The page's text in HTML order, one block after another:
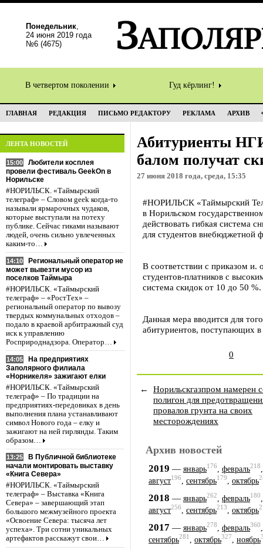
Понедельник,
24 июня 2019 года
№6 (4675)
В четвертом поколении Гуд кёрлинг!
ГЛАВНАЯ РЕДАКЦИЯ ПИСЬМО РЕДАКТОРУ РЕКЛАМА АРХИВ
ЛЕНТА НОВОСТЕЙ
15:00
Любители косплея
провели фестиваль GeekOn в
Норильске
#НОРИЛЬСК. «Таймырский
телеграф» – Словом geek когда-то
называли ярмарочных чудаков,
которые выступали на потеху
публике. Сейчас гиками называют
людей, очень сильно увлеченных
каким-то…
14:10
Региональный оператор не
может вывезти мусор из
поселков Таймыра
#НОРИЛЬСК. «Таймырский
телеграф» – «РостТех» –
региональный оператор по вывозу
твердых коммунальных отходов –
подало в краевой арбитражный суд
иск к управлению
Росприроднадзора. Оператор…
14:05
На предприятиях
Заполярного филиала
«Норникеля» зажигают елки
#НОРИЛЬСК. «Таймырский
телеграф» – По традиции на
предприятиях-передовиках в день
выполнения плана устанавливают
символ Нового года – елку и
зажигают на ней гирлянды. Таким
образом…
13:25
В Публичной библиотеке
начали монтировать выставку
«Книга Севера»
#НОРИЛЬСК. «Таймырский
телеграф» – Выставка «Книга
Севера» – завершающий этап
большого межмузейного проекта
«Освоение Севера: тысяча лет
успеха». Три сотни уникальных
артефактов расскажут свои…
Абитуриенты
балом получат
27 июня 2018 года, среда, 15:35
#НОРИЛЬСК «Таймырский
в Норильском
действовать гибкая система
для студентов внебюджетной
В соответствии с приказом и.
студентов-платников с
система скидок от 10 до 50 %.
Данная мера вводится для
абитуриентов, поступающих в
0
←
Норильскгазпром намерен
полигон для
провалов грунта на своих
месторождениях
Архив новостей
2019 — январь176 февраль218
август196, сентябрь179, октябрь
2018 — январь262 февраль180
август256, сентябрь213, октябрь
2017 — январь278 февраль360
сентябрь281, октябрь327, ноябрь